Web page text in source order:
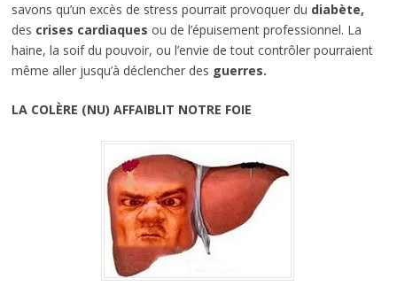
savons qu’un excès de stress pourrait provoquer du diabète,
des crises cardiaques ou de l’épuisement professionnel. La
haine, la soif du pouvoir, ou l’envie de tout contrôler pourraient
même aller jusqu’à déclencher des guerres.
LA COLÈRE (NU) AFFAIBLIT NOTRE FOIE